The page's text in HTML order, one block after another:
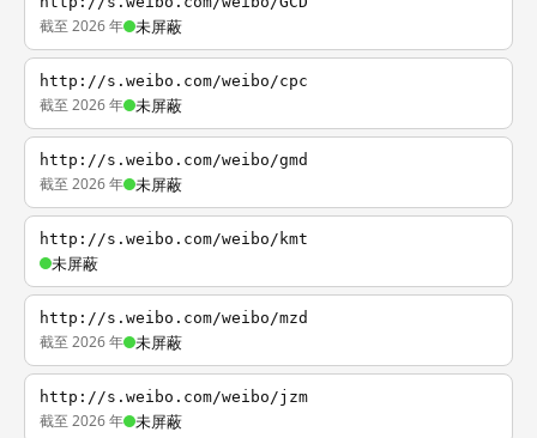
截至 2026 年 未屏蔽
http://s.weibo.com/weibo/cpc
截至 2026 年 未屏蔽
http://s.weibo.com/weibo/gmd
截至 2026 年 未屏蔽
http://s.weibo.com/weibo/kmt
未屏蔽
http://s.weibo.com/weibo/mzd
截至 2026 年 未屏蔽
http://s.weibo.com/weibo/jzm
截至 2026 年 未屏蔽